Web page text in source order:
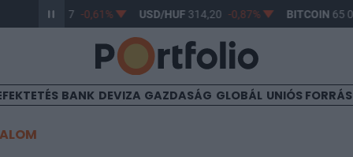
363,17 -0,61% USD/HUF 314,20 -0,87% BITCOIN65
BANK DEVIZA GAZDASÁG GLOBÁL UNIÓS